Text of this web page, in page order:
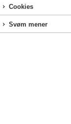
Cookies
Svøm mener